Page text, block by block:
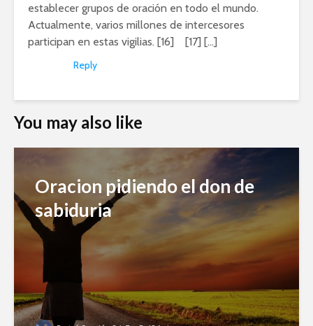
establecer grupos de oración en todo el mundo.
Actualmente, varios millones de intercesores
participan en estas vigilias. [16] [17] […]
Reply
You may also like
Oracion pidiendo el don de
sabiduria